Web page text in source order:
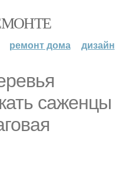
ремонт дома дизайн
саженцы